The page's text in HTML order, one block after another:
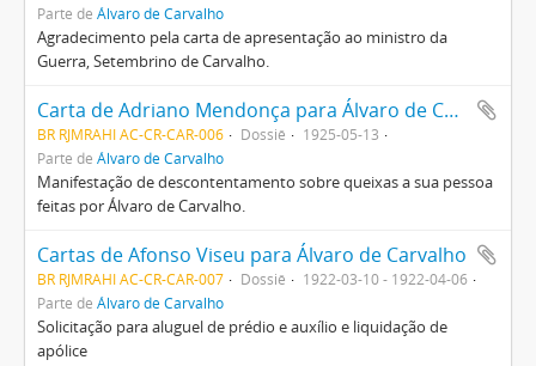
Parte de Álvaro de Carvalho
Agradecimento pela carta de apresentação ao ministro da
Guerra, Setembrino de Carvalho.
Carta de Adriano Mendonça para Álvaro de Carvalho
BR RJMRAHI AC-CR-CAR-006 Dossiê
1925-05-13
Parte de Álvaro de Carvalho
Manifestação de descontentamento sobre queixas a sua pessoa
feitas por Álvaro de Carvalho.
Cartas de Afonso Viseu para Álvaro de Carvalho
BR RJMRAHI AC-CR-CAR-007 Dossiê
1922-03-10 - 1922-04-06
Parte de Álvaro de Carvalho
Solicitação para aluguel de prédio e auxílio e liquidação de
apólice